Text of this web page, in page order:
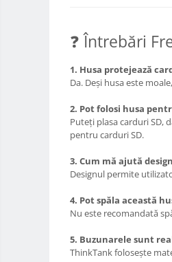
Cap trepied si monopied
Placute cap trepied
Huse trepied / stativ lumini
Sina Focus pentru Macro
Blitz-uri studio
❓ Întrebări
1. Husa protejează
Da. Deși husa este
2. Pot folosi husa
Puteți plasa carduri SD,
pentru carduri SD.
3. Cum mă ajută
Designul permite
4. Pot spăla această
Nu este recomandată
5. Buzunarele sunt
ThinkTank folosește